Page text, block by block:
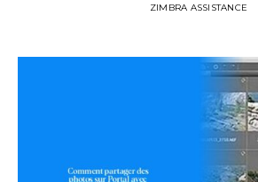
ZIMBRA ASSISTANCE